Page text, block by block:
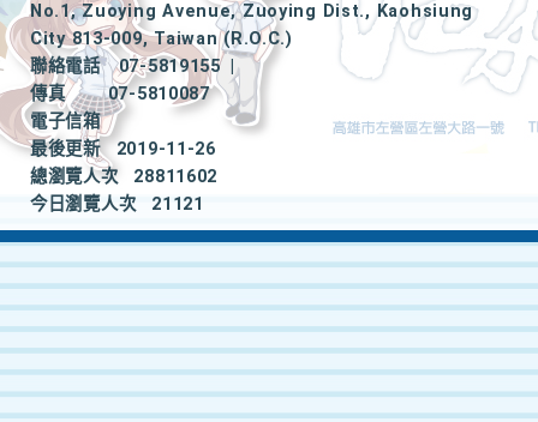
No.1, Zuoying Avenue, Zuoying Dist., Kaohsiung
City 813-009, Taiwan (R.O.C.)
聯絡電話
07-5819155
|
傳真
07-5810087
電子信箱
最後更新
2019-11-26
總瀏覽人次
28811602
今日瀏覽人次
21121